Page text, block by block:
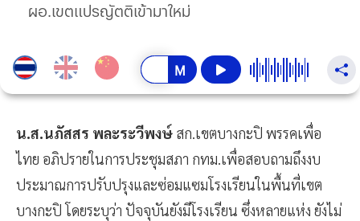
ผอ.เขตแปรญัตติเข้ามาใหม่
น.ส.นภัสสร พละระวีพงษ์ สก.เขตบางกะปิ พรรคเพื่อ
ไทย อภิปรายในการประชุมสภา กทม.เพื่อสอบถามถึงงบ
ประมาณการปรับปรุงและซ่อมแซมโรงเรียนในพื้นที่เขต
บางกะปิ โดยระบุว่า ปัจจุบันยังมีโรงเรียน ซึ่งหลายแห่ง ยังไม่